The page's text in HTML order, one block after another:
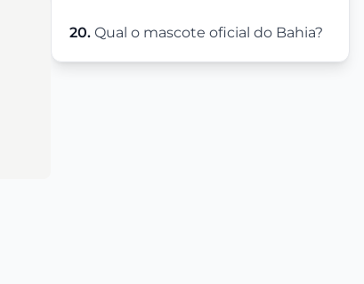
20. Qual o mascote oficial do Bahia?